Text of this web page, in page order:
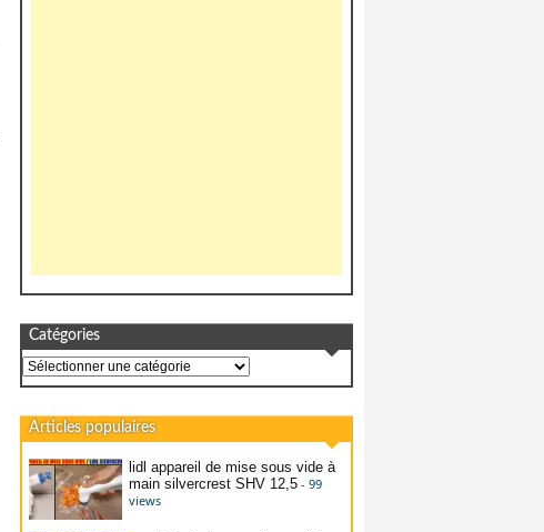
Catégories
Catégories
Articles populaires
lidl appareil de mise sous vide à
main silvercrest SHV 12,5 - 99
views